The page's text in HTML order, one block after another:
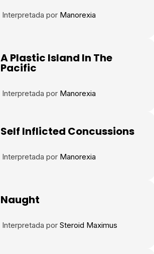
Interpretada por Manorexia
A Plastic Island In The
Pacific
Interpretada por Manorexia
Self Inflicted Concussions
Interpretada por Manorexia
Naught
Interpretada por Steroid Maximus